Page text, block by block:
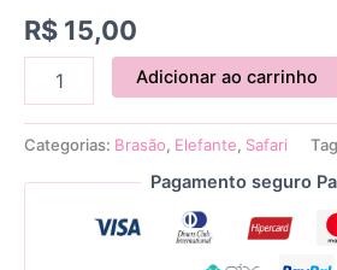
R$ 15,00
Adicionar ao carrinho
Categorias: Brasão, Elefante, Safari
Pagamento seguro